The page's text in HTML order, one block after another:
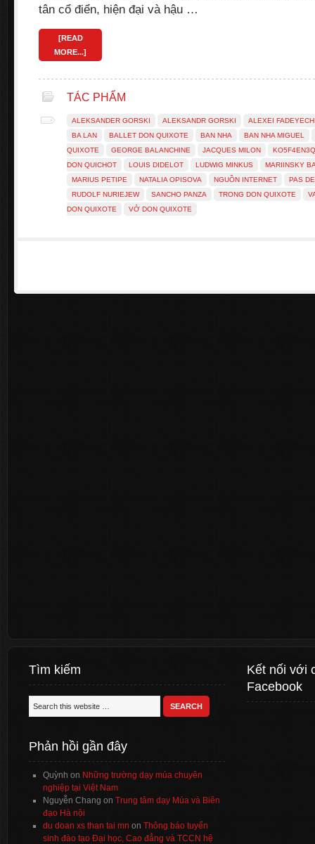
tân cổ điển, hiện đại và hậu …
[READ
MORE...]
TÁC PHẨM
ALEKSANDER GORSKI ALEKSANDR GORSKI
ALEXEI
BA LAN
BALLET DON QUIXOTE BAN NHA
BAN NHA MIGUEL
QUIXOTE
GEORGE BALANCHINE JACQUES MILON
KO5F4EN3Q
DON QUICHOT
LOUIS DIDELOT LUDWIG MINKUS
MARIINSKY
MARIUS PETIPE
NATALIA OPISOVA NGUỒN INTERNET
PAS
RUDOLF NURIEJEW
SANCHO PANZA TRONG DON QUIXOTE
DON QUIXOTE
VỞ DON QUIXOTE
Tìm kiếm
Phản hồi gần đây
Quỳnh on Những trường dạy múa chuyên
nghiệp tại Việt Nam
Nguyễn Chang on Trung tâm dạy Múa và Biên
đạo Hà nội
du doan xs than tai mn on Thông báo tuyển
sinh đào tạo Đại học, Cao đẳng và TCCN hệ
Kết nối với
Facebook